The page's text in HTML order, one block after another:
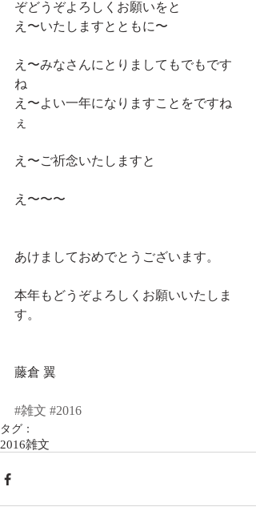
ぞどうぞよろしくお願いをと
え〜いたしますとともに〜
え〜みなさんにとりましてもでもです
ね
え〜よい一年になりますことをですね
ぇ
え〜ご祈念いたしますと
え〜〜〜
あけましておめでとうございます。
本年もどうぞよろしくお願いいたしま
す。
藤倉 翼
#雑文 #2016
タグ：
2016雑文